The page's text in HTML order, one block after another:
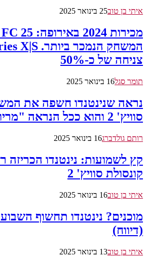
איתי בן טוב25 בינואר 2025
צניחה של כ-50%
תומר סגל16 בינואר 2025
נראה שנינטנדו חשפה את
סוויץ' 2 והוא ככל הנראה "מריו קארט 9"
רותם גולדברג16 בינואר 2025
קץ לשמועות: נינטנדו הכריזה
קונסולת סוויץ' 2
איתי בן טוב16 בינואר 2025
(דיווח)
איתי בן טוב13 בינואר 2025